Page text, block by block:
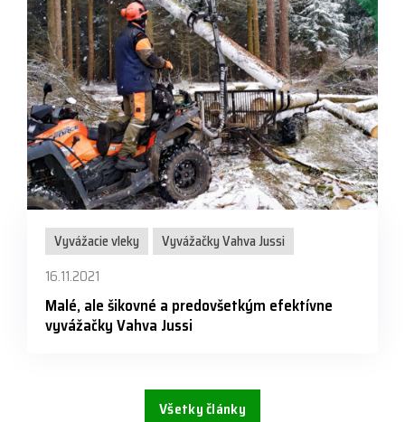
Vyvážacie vleky
Vyvážačky Vahva Jussi
16.11.2021
Malé, ale šikovné a predovšetkým efektívne
vyvážačky Vahva Jussi
Všetky články